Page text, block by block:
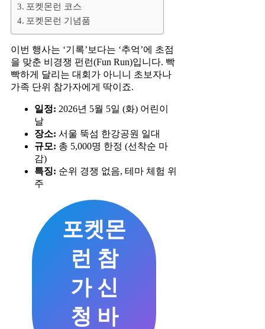
포켓몬런 코스
포켓몬런 기념품
이번 행사는 ‘기록’보다는 ‘추억’에 초점
을 맞춘 비경쟁 펀런(Fun Run)입니다. 빡
빡하게 달리는 대회가 아니니 초보자나
가족 단위 참가자에게 딱이죠.
일정: 2026년 5월 5일 (화) 어린이
날
장소: 서울 뚝섬 한강공원 일대
규모: 총 5,000명 한정 (선착순 마
감)
특징: 순위 경쟁 없음, 테마 체험 위
주
포켓몬
런 참
가 신
청 바